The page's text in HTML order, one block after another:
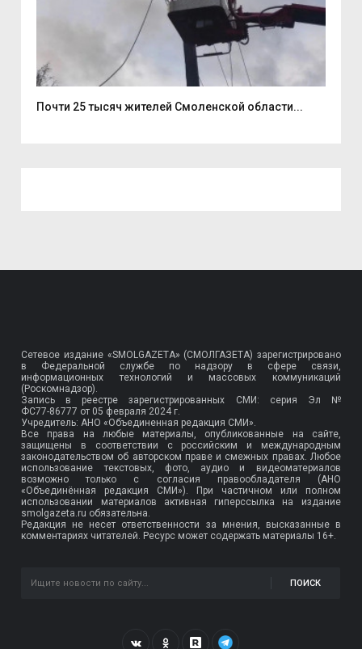
Почти 25 тысяч жителей Смоленской области...
Сетевое издание «SMOLGAZETA» (СМОЛГАЗЕТА) зарегистрировано
в Федеральной службе по надзору в сфере связи,
информационных технологий и массовых коммуникаций
(Роскомнадзор).
Запись в реестре зарегистрированных СМИ: серия Эл №
ФС77-86777 от 05 февраля 2024 г.
Учредитель: АНО «Объединенная редакция СМИ».
Все права на любые материалы, опубликованные на сайте,
защищены в соответствии с российским и международным
законодательством об авторском праве и смежных правах. Любое
использование текстовых, фото, аудио и видеоматериалов
возможно только с согласия правообладателя (АНО
«Объединённая редакция СМИ»). При частичном или полном
использовании материалов активная гиперссылка на издание
smolgazeta.ru обязательна.
Редакция не несет ответственности за мнения, высказанные в
комментариях читателей. Ресурс может содержать материалы 16+.
ПОИСК